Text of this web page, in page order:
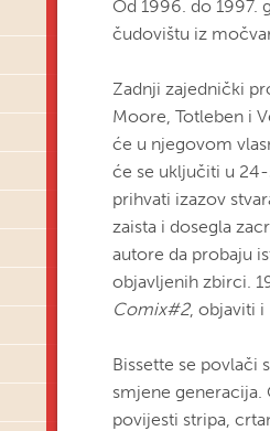
Od 1996. do 1997.
čudovištu iz
Zadnji zajednički
Moore, Totleben i
će u njegovom
će se uključiti u
prihvati izazov
zaista i dosegla
autore da probaju
objavljenih zbirci.
Comix#2, objaviti
Bissette se povlači
smjene generacija.
povijesti stripa,